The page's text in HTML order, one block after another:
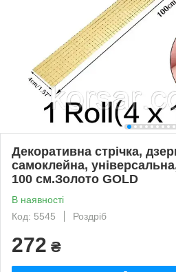
Декоративна стрічка,
самоклейна,
100 см.Золото GOLD
В наявності
Код: 5545
Роздріб
272 ₴